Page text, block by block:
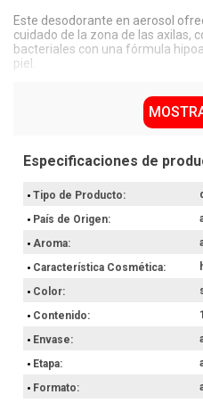
Este desodorante en aerosol
cuidado de la zona de las axilas,
bacteriales con una fórmula
piel.
Formato en aerosol con
Fórmula hipoalergénica
Acción anti-bacterial con
150 Ml Nivea
Al incorporar este producto en tu
aplicación uniforme y precisa.
envase, aplicar a 15 Cm de
antes de colocar la prenda,
Hacé ahora tu compra con retiro
próximo o envío a domicilio.
Tipo de Producto
País de Origen
Aroma
Característica Cosmética
Color
Contenido
Envase
Etapa
Formato